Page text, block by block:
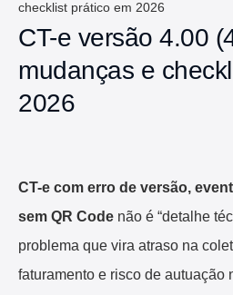
checklist prático em 2026
CT-e versão 4.00
mudanças e
2026
CT-e com erro de versão,
sem QR Code não é “detalhe
problema que vira atraso na
faturamento e risco de autuação